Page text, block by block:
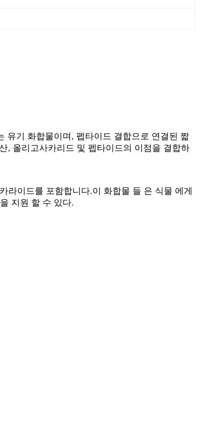
유기 화합물이며, 펩타이드 결합으로 연결된 짧
, 올리고사카리드 및 펩타이드의 이점을 결합하
라이드를 포함합니다.이 화합물 들 은 식물 에게
지원 할 수 있다.